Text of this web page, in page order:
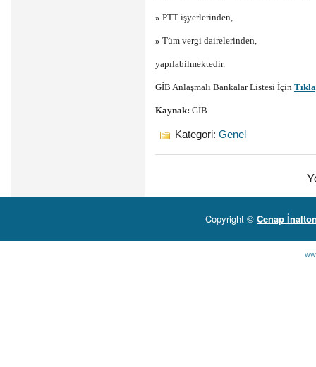
» PTT işyerlerinden,
» Tüm vergi dairelerinden,
yapılabilmektedir.
GİB Anlaşmalı Bankalar Listesi İçin
Kaynak: GİB
Kategori: Genel
Copyright © Cenap